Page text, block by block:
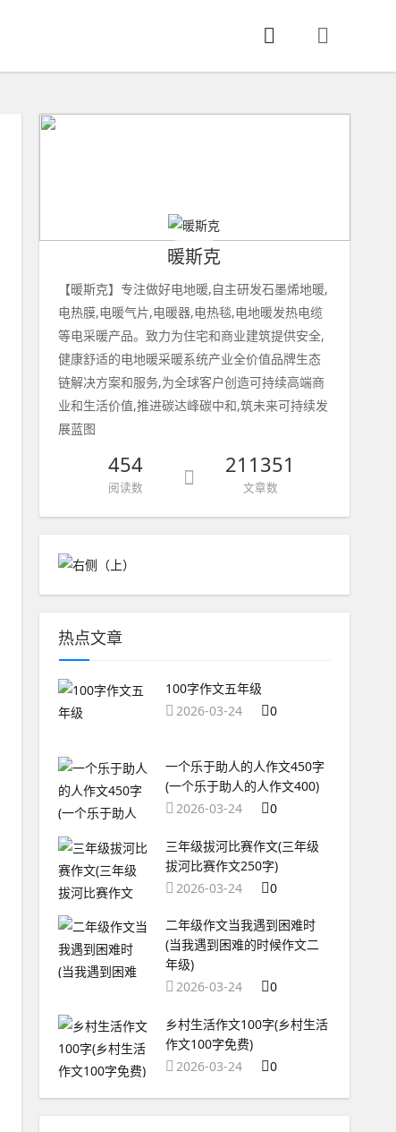
暖斯克
【暖斯克】专注做好电地暖,自主研发石墨烯地暖,
电热膜,电暖气片,电暖器,电热毯,电地暖发热电缆
等电采暖产品。致力为住宅和商业建筑提供安全,
健康舒适的电地暖采暖系统产业全价值品牌生态
链解决方案和服务,为全球客户创造可持续高端商
业和生活价值,推进碳达峰碳中和,筑未来可持续发
展蓝图
454
阅读数
211351
文章数
热点文章
100字作文五年级
2026-03-24
0
一个乐于助人的人作文450字
(一个乐于助人的人作文400)
2026-03-24
0
三年级拔河比赛作文(三年级
拔河比赛作文250字)
2026-03-24
0
二年级作文当我遇到困难时
(当我遇到困难的时候作文二
年级)
2026-03-24
0
乡村生活作文100字(乡村生活
作文100字免费)
2026-03-24
0